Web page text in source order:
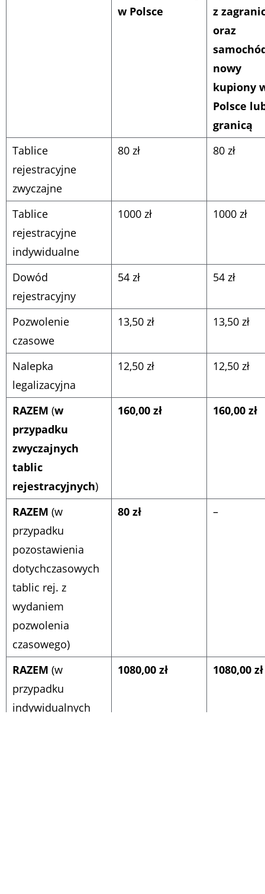
w Polsce
z
oraz
nowy
kupiony
Polsce
granicą
Tablice
rejestracyjne
zwyczajne
80 zł 80 zł
Tablice
rejestracyjne
indywidualne
1000 zł 1000 zł
Dowód
rejestracyjny
54 zł 54 zł
Pozwolenie
czasowe
13,50 zł 13,50 zł
Nalepka
legalizacyjna
12,50 zł 12,50 zł
RAZEM (w
przypadku
zwyczajnych
tablic
rejestracyjnych)
160,00 zł 160,00 zł
RAZEM (w
przypadku
pozostawienia
dotychczasowych
tablic rej. z
wydaniem
pozwolenia
czasowego)
80 zł –
RAZEM (w
przypadku
indywidualnych
1080,00 zł 1080,00 zł